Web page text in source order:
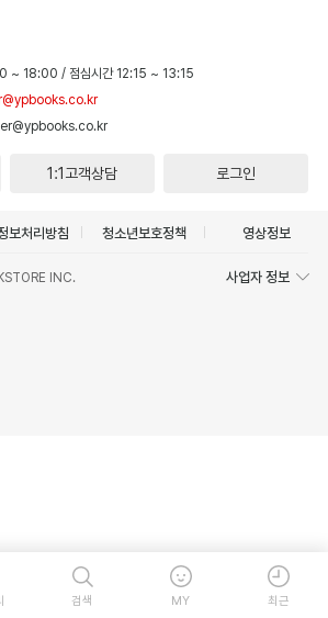
~ 18:00 / 점심시간 12:15 ~ 13:15
1:1고객상담 로그인
보처리방침 청소년보호정책 영상정보
INC. 사업자 정보
검색 MY 최근